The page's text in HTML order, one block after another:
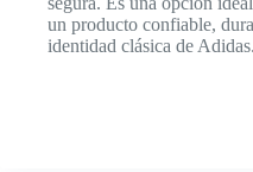
un producto confiable,
identidad clásica de Adidas.